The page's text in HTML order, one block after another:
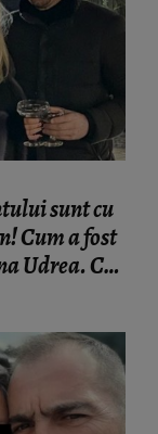
sunt cu
Cum a fost
Udrea. Cu